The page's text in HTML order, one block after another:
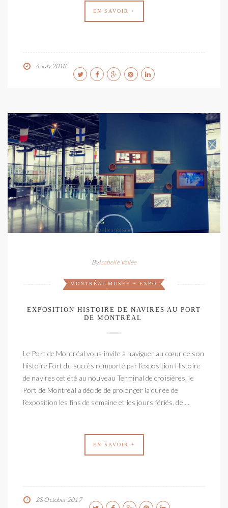
EN SAVOIR +
4 July 2018
ByIsabelle Vallée
MONTRÉAL
,
MUSÉE + EXPO
EXPOSITION HISTOIRE DE NAVIRES AU PORT
DE MONTRÉAL
Le Port de Montréal vous invite à naviguer au cœur de son
histoire Fort du succès remporté par l’exposition Histoire
de navires cet été au nouveau Terminal de croisières, le
Port de Montréal a décidé de prolonger la durée de
l’exposition les fins de semaine et les jours fériés, de ...
EN SAVOIR +
28 October 2017